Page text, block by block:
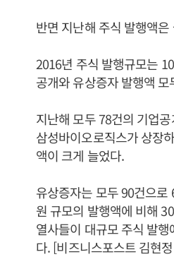
반면 지난해 주식 발행액은
2016년 주식 발행규모는
공개와 유상증자 발행액
지난해 모두 78건의 기업
삼성바이오로직스가 상장
액이 크게 늘었다.
유상증자는 모두 90건으
원 규모의 발행액에 비해
열사들이 대규모 주식 발
다. [비즈니스포스트 김현